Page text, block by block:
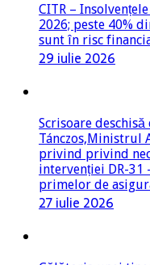
CITR –
2026; peste 40%
sunt în risc
29 iulie 2026
Scrisoare
privind privind
intervenției DR-
primelor de
27 iulie 2026